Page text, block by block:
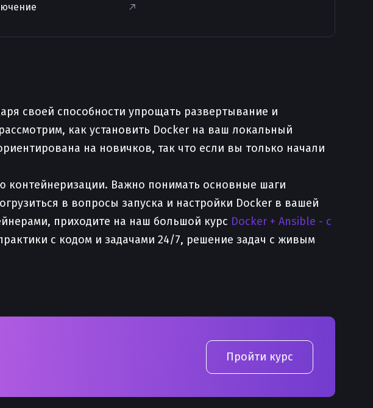
своей способности упрощать развертывание и
как установить Docker на ваш локальный
на новичков, так что если вы только начали
контейнеризации. Важно понимать основные шаги
в вопросы запуска и настройки Docker в вашей
приходите на наш большой курс Docker + Ansible - с
с кодом и задачами 24/7, решение задач с живым
Пройти курс